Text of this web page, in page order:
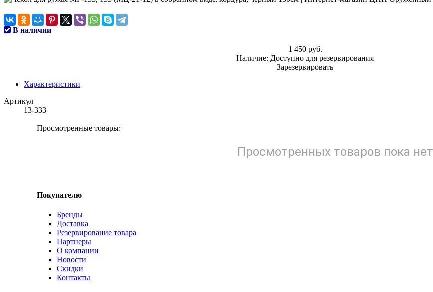
В наличии
1 450 руб.
Наличие: Доступно для резервирования
Зарезервировать
Характеристики
Артикул
13-333
Просмотренные товары:
Просмотренных товаров пока нет
Покупателю
Бренды
Доставка
Резервирование товара
Партнеры
О компании
Новости
Скидки
Контакты